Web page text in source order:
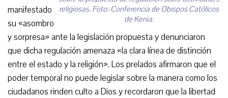
religiosas. Foto: Conferencia de Obispos Católicos
de Kenia.
manifestado
su «asombro
y sorpresa» ante la legislación propuesta y denunciaron
que dicha regulación amenaza «la clara línea de distinción
entre el estado y la religión». Los prelados afirmaron que el
poder temporal no puede legislar sobre la manera como los
ciudadanos rinden culto a Dios y recordaron que la libertad